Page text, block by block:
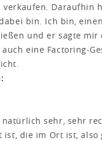
Daraufhin
bin. Ich bin,
und er sagte mir
eine Factoring-
sehr, sehr
ist, die im Ort ist, also